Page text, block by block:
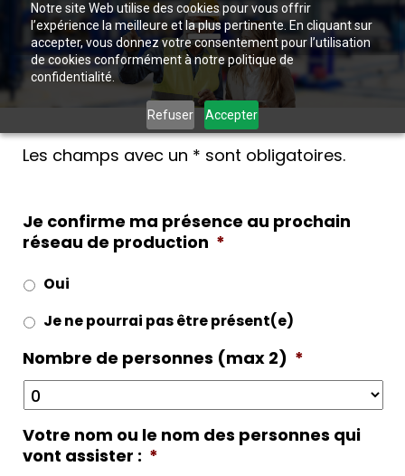
Notre site Web utilise des cookies pour vous offrir
l’expérience la meilleure et la plus pertinente. En cliquant sur
accepter, vous donnez votre consentement pour l’utilisation
de cookies conformément à notre politique de
confidentialité.
Refuser Accepter
Les champs avec un * sont obligatoires.
Je confirme ma présence au prochain
réseau de production *
Oui
Je ne pourrai pas être présent(e)
Nombre de personnes (max 2) *
Votre nom ou le nom des personnes qui
vont assister : *